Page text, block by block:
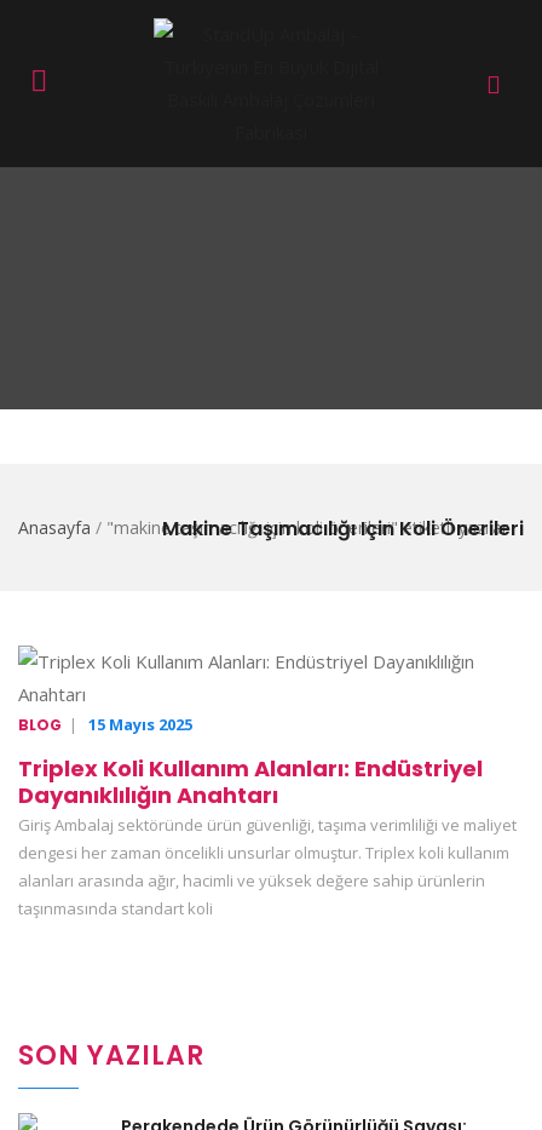
Makine Taşımacılığı Için Koli Önerileri
Anasayfa / "makine taşımacılığı için koli önerileri" etiketli yazılar
BLOG | 15 Mayıs 2025
Triplex Koli Kullanım Alanları: Endüstriyel
Dayanıklılığın Anahtarı
Giriş Ambalaj sektöründe ürün güvenliği, taşıma verimliliği ve maliyet
dengesi her zaman öncelikli unsurlar olmuştur. Triplex koli kullanım
alanları arasında ağır, hacimli ve yüksek değere sahip ürünlerin
taşınmasında standart koli
SON YAZILAR